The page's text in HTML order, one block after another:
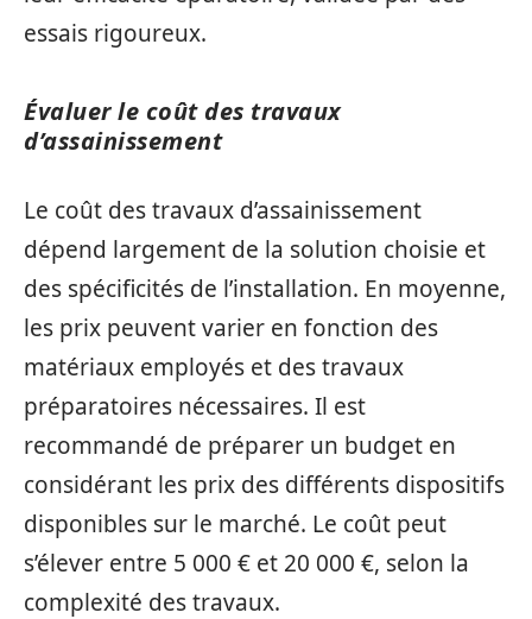
essais rigoureux.
Évaluer le coût des travaux
d’assainissement
Le coût des travaux d’assainissement
dépend largement de la solution choisie et
des spécificités de l’installation. En moyenne,
les prix peuvent varier en fonction des
matériaux employés et des travaux
préparatoires nécessaires. Il est
recommandé de préparer un budget en
considérant les prix des différents dispositifs
disponibles sur le marché. Le coût peut
s’élever entre 5 000 € et 20 000 €, selon la
complexité des travaux.